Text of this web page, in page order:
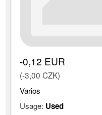
-0,12 EUR
(-3,00 CZK)
Varios
Usage: Used